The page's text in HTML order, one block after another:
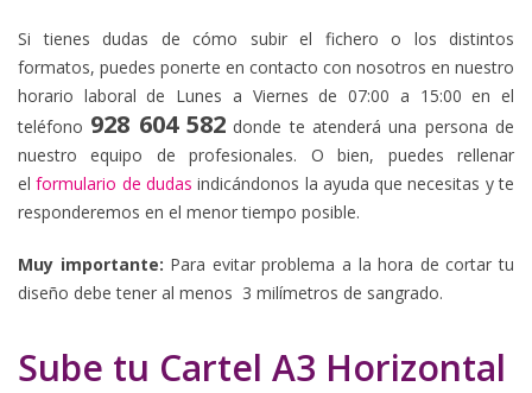
Si tienes dudas de cómo subir el fichero o los distintos
formatos, puedes ponerte en contacto con nosotros en nuestro
horario laboral de Lunes a Viernes de 07:00 a 15:00 en el
teléfono 928 604 582 donde te atenderá una persona de
nuestro equipo de profesionales. O bien, puedes rellenar
elformulario de dudas indicándonos la ayuda que necesitas y te
responderemos en el menor tiempo posible.
Muy importante: Para evitar problema a la hora de cortar tu
diseño debe tener al menos 3 milímetros de sangrado.
Sube tu Cartel A3 Horizontal